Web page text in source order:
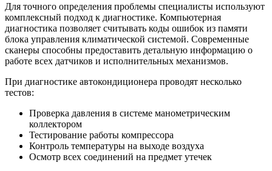
Для точного определения проблемы специалисты используют
комплексный подход к диагностике. Компьютерная
диагностика позволяет считывать коды ошибок из памяти
блока управления климатической системой. Современные
сканеры способны предоставить детальную информацию о
работе всех датчиков и исполнительных механизмов.
При диагностике автокондиционера проводят несколько
тестов:
Проверка давления в системе манометрическим
коллектором
Тестирование работы компрессора
Контроль температуры на выходе воздуха
Осмотр всех соединений на предмет утечек